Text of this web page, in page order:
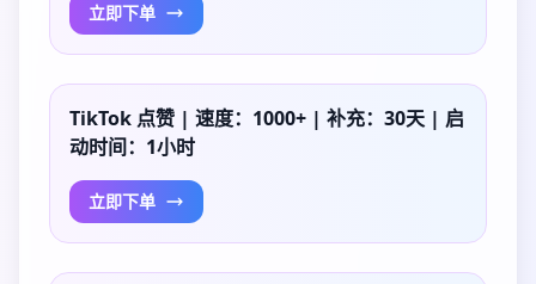
立即下单
TikTok 点赞 | 速度：1000+ | 补充：30天 | 启
动时间：1小时
立即下单